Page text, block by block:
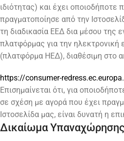
ιδιότητας) και έχει
πραγματοποίησε από την
τη διαδικασία ΕΕΔ δια μέσου της
πλατφόρμας για την ηλεκτρονική
(πλατφόρμα ΗΕΔ), διαθέσιμη στο
https://consumer-
Επισημαίνεται ότι, για
σε σχέση με αγορά που έχει
Ιστοσελίδα μας, είναι δυνατή η
Δικαίωμα Υπαναχώρησης